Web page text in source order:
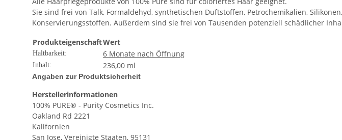
Sie sind frei von Talk, Formaldehyd, synthetischen Duftstoffen, Petrochemikalien,
Konservierungsstoffen. Außerdem sind sie frei von Tausenden potenziell schädlicher
ProdukteigenschaftWert
Haltbarkeit: 6 Monate nach Öffnung
Inhalt: 236,00 ml
Angaben zur Produktsicherheit
Herstellerinformationen
100% PURE® - Purity Cosmetics Inc.
Oakland Rd 2221
Kalifornien
San Jose, Vereinigte Staaten, 95131